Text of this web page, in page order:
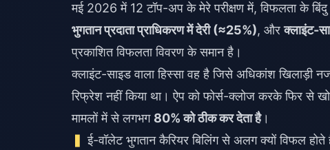
मई 2026 में 12 टॉप-अप के मेरे परीक्षण में, विफलता के
भुगतान प्रदाता प्राधिकरण में देरी (≈25%), औरक्लाइंट-
प्रकाशित विफलता विवरण के समान है।
क्लाइंट-साइड वाला हिस्सा वह है जिसे अधिकांश
रिफ्रेश नहीं किया था। ऐप को फोर्स-क्लोज करके फिर से
मामलों में से लगभग 80% को ठीक कर देता है।
ई-वॉलेट भुगतान कैरियर बिलिंग से अलग क्यों विफल होते